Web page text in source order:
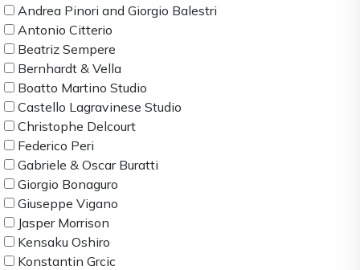
Andrea Pinori and Giorgio Balestri
Antonio Citterio
Beatriz Sempere
Bernhardt & Vella
Boatto Martino Studio
Castello Lagravinese Studio
Christophe Delcourt
Federico Peri
Gabriele & Oscar Buratti
Giorgio Bonaguro
Giuseppe Vigano
Jasper Morrison
Kensaku Oshiro
Konstantin Grcic